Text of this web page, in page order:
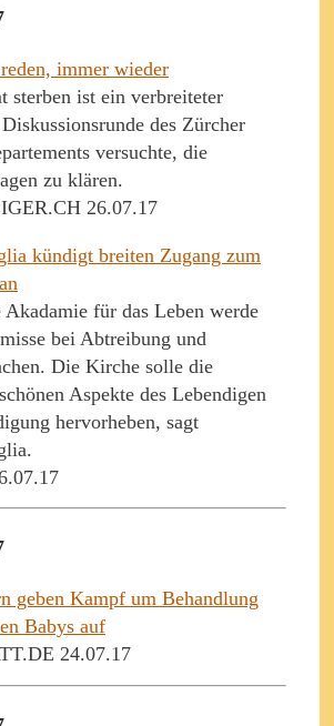
immer wieder
sterben ist ein verbreiteter
des Zürcher
versuchte, die
zu klären.
26.07.17
kündigt breiten Zugang zum
für das Leben werde
bei Abtreibung und
Die Kirche solle die
Aspekte des Lebendigen
hervorheben, sagt
geben Kampf um Behandlung
Babys auf
24.07.17